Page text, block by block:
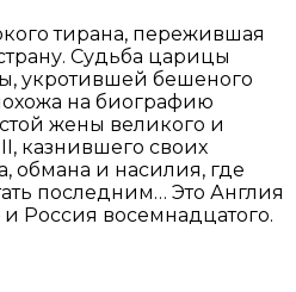
тирана, пережившая
Судьба царицы
укротившей бешеного
на биографию
жены великого и
казнившего своих
обмана и насилия, где
последним… Это Англия
Россия восемнадцатого.